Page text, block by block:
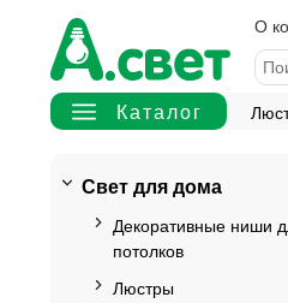
О
Свет для дома
Декоративные ниши
потолков
Люстры